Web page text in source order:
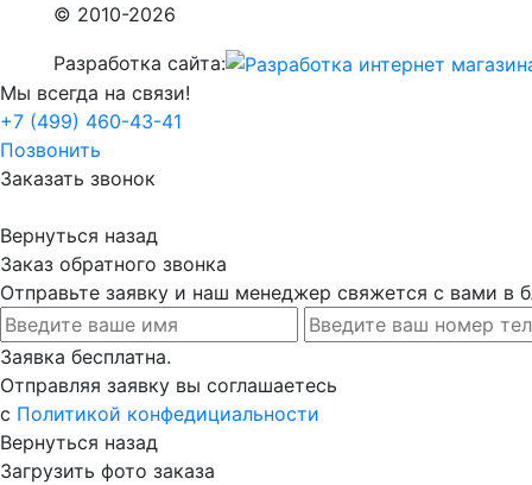
© 2010-2026
Разработка сайта:
Мы всегда на связи!
+7 (499) 460-43-41
Позвонить
Заказать звонок
Вернуться назад
Заказ обратного звонка
Отправьте заявку и наш менеджер свяжется с вами в
Заявка бесплатна.
Отправляя заявку вы соглашаетесь
с Политикой конфедициальности
Вернуться назад
Загрузить фото заказа